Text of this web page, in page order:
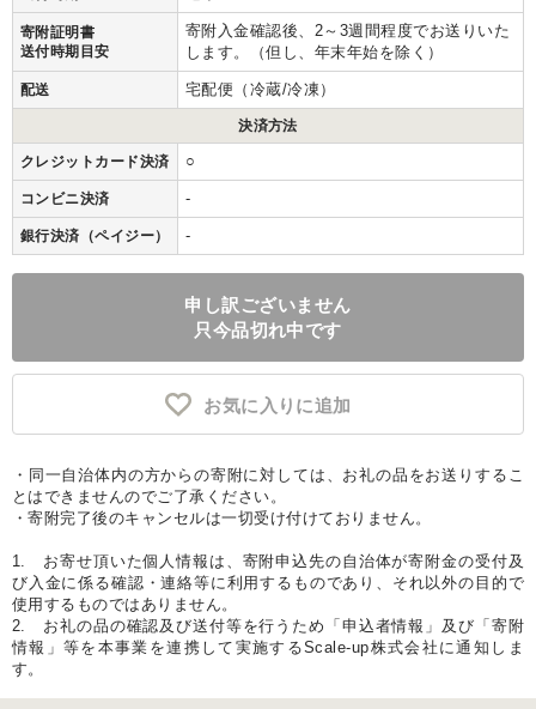
寄附証明書
送付時期目安
寄附入金確認後、2～3週間程度でお送りいた
します。（但し、年末年始を除く）
配送 宅配便（冷蔵/冷凍）
決済方法
クレジットカード決済 ○
コンビニ決済 -
銀行決済（ペイジー） -
申し訳ございません
只今品切れ中です
お気に入りに追加
・同一自治体内の方からの寄附に対しては、お礼の品をお送りするこ
とはできませんのでご了承ください。
・寄附完了後のキャンセルは一切受け付けておりません。
1. お寄せ頂いた個人情報は、寄附申込先の自治体が寄附金の受付及
び入金に係る確認・連絡等に利用するものであり、それ以外の目的で
使用するものではありません。
2. お礼の品の確認及び送付等を行うため「申込者情報」及び「寄附
情報」等を本事業を連携して実施するScale-up株式会社に通知しま
す。